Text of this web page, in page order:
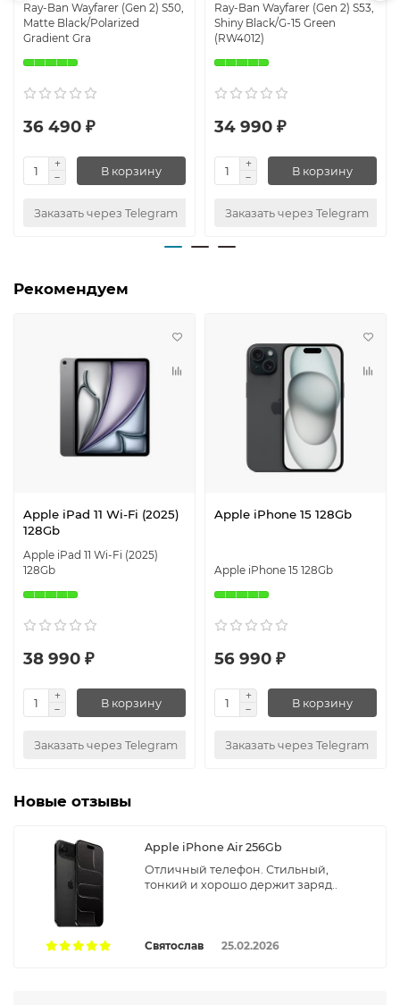
Ray-Ban Wayfarer (Gen 2) S50,
Matte Black/Polarized
Gradient Gra
36 490 ₽
В корзину
Заказать через Telegram
Ray-Ban Wayfarer (Gen 2) S53,
Shiny Black/G-15 Green
(RW4012)
34 990 ₽
В корзину
Заказать через Telegram
Рекомендуем
Apple iPad 11 Wi-Fi (2025)
128Gb
Apple iPad 11 Wi-Fi (2025)
128Gb
38 990 ₽
В корзину
Заказать через Telegram
Apple iPhone 15 128Gb
Apple iPhone 15 128Gb
56 990 ₽
В корзину
Заказать через Telegram
Новые отзывы
Apple iPhone Air 256Gb
Отличный телефон. Стильный,
тонкий и хорошо держит заряд..
Святослав 25.02.2026